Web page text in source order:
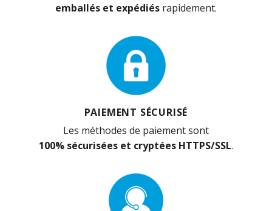
emballés et expédiés rapidement.
PAIEMENT SÉCURISÉ
Les méthodes de paiement sont
100% sécurisées et cryptées HTTPS/SSL.